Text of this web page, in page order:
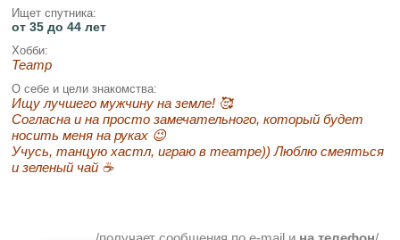
Ищет спутника:
от 35 до 44 лет
Хобби:
Театр
О себе и цели знакомства:
Ищу лучшего мужчину на земле! 🥰
Согласна и на просто замечательного, который будет
носить меня на руках 😉
Учусь, танцую хастл, играю в театре)) Люблю смеяться
и зеленый чай ☕️